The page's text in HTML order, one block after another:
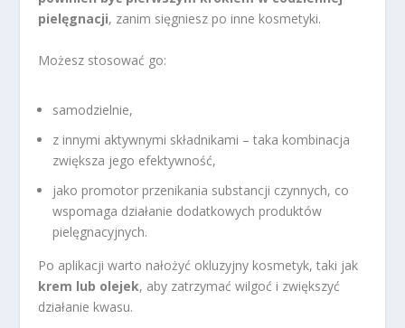
pielęgnacji, zanim sięgniesz po inne kosmetyki.
Możesz stosować go:
samodzielnie,
z innymi aktywnymi składnikami – taka kombinacja
zwiększa jego efektywność,
jako promotor przenikania substancji czynnych, co
wspomaga działanie dodatkowych produktów
pielęgnacyjnych.
Po aplikacji warto nałożyć okluzyjny kosmetyk, taki jak
krem lub olejek, aby zatrzymać wilgoć i zwiększyć
działanie kwasu.